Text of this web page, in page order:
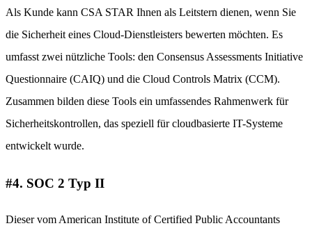
Als Kunde kann CSA STAR Ihnen als Leitstern dienen, wenn Sie
die Sicherheit eines Cloud-Dienstleisters bewerten möchten. Es
umfasst zwei nützliche Tools: den Consensus Assessments Initiative
Questionnaire (CAIQ) und die Cloud Controls Matrix (CCM).
Zusammen bilden diese Tools ein umfassendes Rahmenwerk für
Sicherheitskontrollen, das speziell für cloudbasierte IT-Systeme
entwickelt wurde.
#4. SOC 2 Typ II
Dieser vom American Institute of Certified Public Accountants